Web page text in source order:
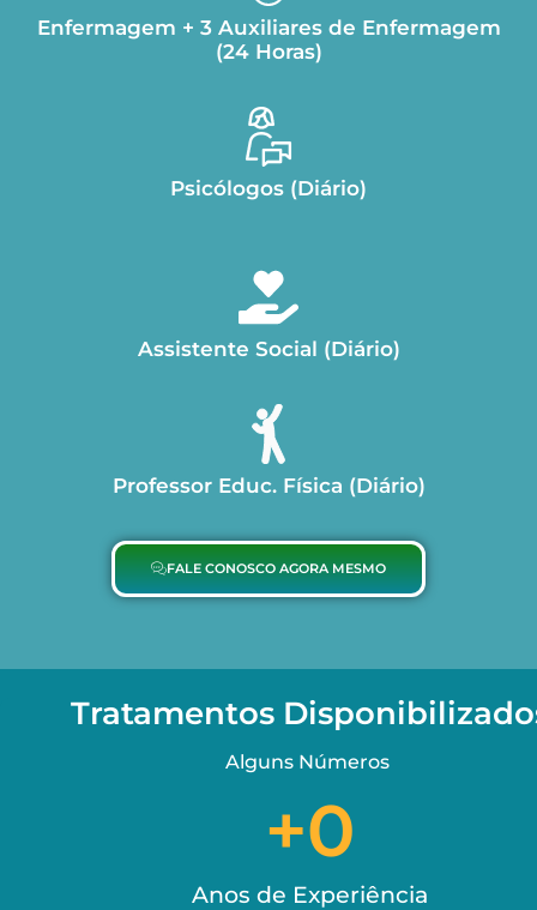
Enfermagem + 3 Auxiliares de Enfermagem
(24 Horas)
Psicólogos (Diário)
Assistente Social (Diário)
Professor Educ. Física (Diário)
FALE CONOSCO AGORA MESMO
Tratamentos
Alguns Números
Anos de Experiência
+0